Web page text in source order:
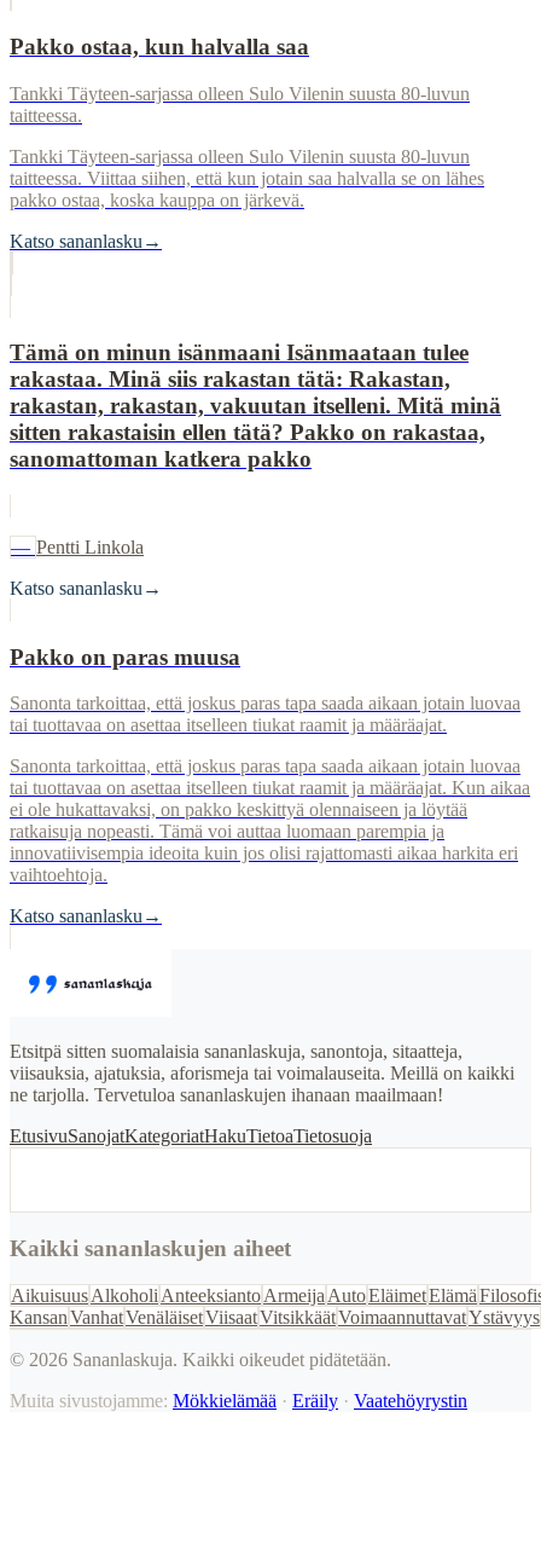
Pakko ostaa, kun halvalla saa
Tankki Täyteen-sarjassa olleen Sulo Vilenin suusta 80-luvun
taitteessa.
Tankki Täyteen-sarjassa olleen Sulo Vilenin suusta 80-luvun
taitteessa. Viittaa siihen, että kun jotain saa halvalla se on lähes
pakko ostaa, koska kauppa on järkevä.
Katso sananlasku →
Tämä on minun isänmaani Isänmaataan tulee
rakastaa. Minä siis rakastan tätä: Rakastan,
rakastan, rakastan, vakuutan itselleni. Mitä minä
sitten rakastaisin ellen tätä? Pakko on rakastaa,
sanomattoman katkera pakko
— Pentti Linkola
Katso sananlasku →
Pakko on paras muusa
Sanonta tarkoittaa, että joskus paras tapa saada aikaan jotain luovaa
tai tuottavaa on asettaa itselleen tiukat raamit ja määräajat.
Sanonta tarkoittaa, että joskus paras tapa saada aikaan jotain luovaa
tai tuottavaa on asettaa itselleen tiukat raamit ja määräajat. Kun aikaa
ei ole hukattavaksi, on pakko keskittyä olennaiseen ja löytää
ratkaisuja nopeasti. Tämä voi auttaa luomaan parempia ja
innovatiivisempia ideoita kuin jos olisi rajattomasti aikaa harkita eri
vaihtoehtoja.
Katso sananlasku →
Etsitpä sitten suomalaisia sananlaskuja, sanontoja, sitaatteja,
viisauksia, ajatuksia, aforismeja tai voimalauseita. Meillä on kaikki
ne tarjolla. Tervetuloa sananlaskujen ihanaan maailmaan!
EtusivuSanojatKategoriatHakuTietoaTietosuoja
Kaikki sananlaskujen aiheet
AikuisuusAlkoholi AnteeksiantoArmeija AutoEläimetElämä
KansanVanhatVenäläisetViisaatVitsikkäätVoimaannuttavatYstävyys
© 2026 Sananlaskuja. Kaikki oikeudet pidätetään.
Muita sivustojamme: Mökkielämää · Eräily · Vaatehöyrystin